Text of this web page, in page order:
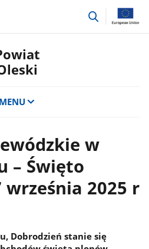
przejdź
MENU
w
– Święto
września 2025 r
Dobrodzień stanie się